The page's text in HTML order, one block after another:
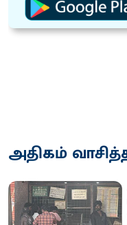
அதிகம்